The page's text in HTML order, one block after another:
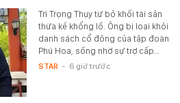
Trì Trọng Thụy từ bỏ khối tài sản
thừa kế khổng lồ. Ông bị loại khỏi
danh sách cổ đông của tập đoàn
Phú Hoa, sống nhờ sự trợ cấp…
STAR - 6 giờ trước